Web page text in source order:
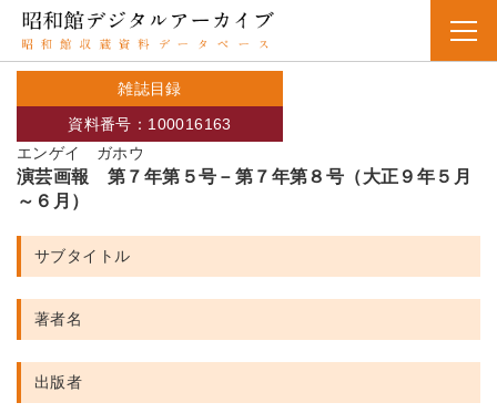
雑誌目録
エンゲイ ガホウ
資料番号：100016163
演芸画報 第７年第５号－第７年第８号（大正９年５月
～６月）
サブタイトル
著者名
出版者